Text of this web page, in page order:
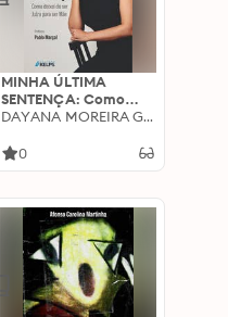
MINHA ÚLTIMA
SENTENÇA: Como
deixei de ser Juíza
DAYANA MOREIRA GUIMARÃES MARTINS
0